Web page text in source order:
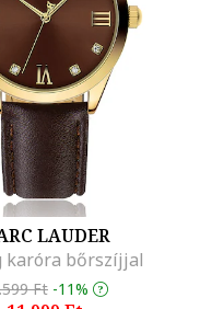
LAUDER
karóra bőrszíjjal
Ft -11%